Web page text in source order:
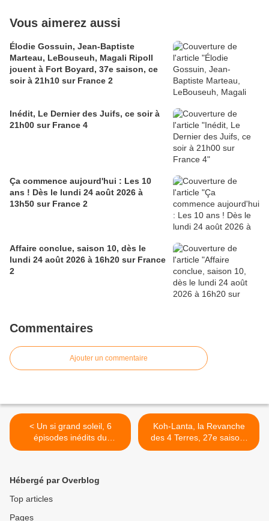
Vous aimerez aussi
Élodie Gossuin, Jean-Baptiste
Marteau, LeBouseuh, Magali Ripoll
jouent à Fort Boyard, 37e saison, ce
soir à 21h10 sur France 2
Inédit, Le Dernier des Juifs, ce soir à
21h00 sur France 4
Ça commence aujourd'hui : Les 10
ans ! Dès le lundi 24 août 2026 à
13h50 sur France 2
Affaire conclue, saison 10, dès le
lundi 24 août 2026 à 16h20 sur France
2
Commentaires
Ajouter un commentaire
< Un si grand soleil, 6
épisodes inédits du
feuilleton quotidien,
20h40 sur France 3
Koh-Lanta, la Revanche
des 4 Terres, 27e saison,
La finale, ce mardi
Hébergé par Overblog
Top articles
Pages